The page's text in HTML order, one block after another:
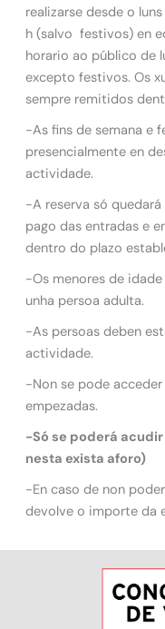
realizarse desde o
h (salvo festivos) en
horario ao público de
excepto festivos. Os
sempre remitidos
-As fins de semana e
presencialmente en
actividade.
-A reserva só
pago das entradas e
dentro do plazo
-Os menores de
unha persoa adulta.
-As persoas deben
actividade.
-Non se pode
empezadas.
-Só se poderá
nesta exista aforo)
-En caso de non
devolve o importe da